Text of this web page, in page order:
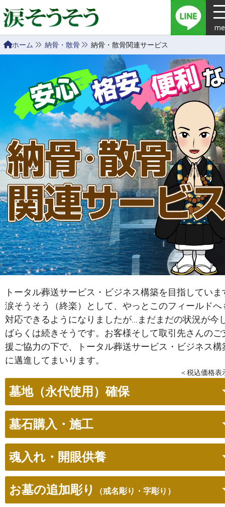
ホーム
納骨・散骨 納骨・散骨関連サービス
トータル葬送サービス・ビジネス構築を目指していま
涙そうそう（終楽）として、やっとこのフィールドへ
対応できるようになりましたが…まだまだの状況が今
ばらくは続きそうです。お客様そして取引先さんのご
援ご協力の下で、トータル葬送サービス・ビジネス構
に邁進してまいります。
＜税込価格表
墓地（永代使用）確保
墓石購入・施工
魂入れ・開眼供養
お墓の追加彫り （戒名彫り・字彫り）